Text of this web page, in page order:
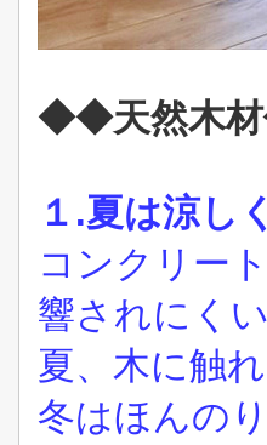
◆◆天然木
１.夏は涼し
コンクリー
響されにく
夏、木に触
冬はほんの